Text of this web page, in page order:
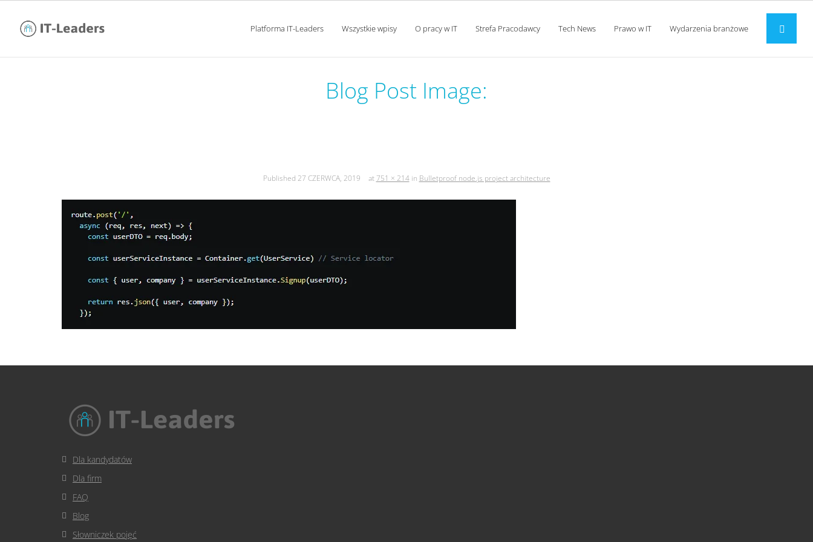
Platforma IT-Leaders Wszystkie wpisy O pracy w IT Strefa Pracodawcy Tech News Prawo w IT Wydarzenia branżowe
Blog Post Image:
Published 27 CZERWCA, 2019 at 751 × 214in Bulletproof node.js project architecture
Dla kandydatów
Dla firm
FAQ
Blog
Słowniczek pojęć